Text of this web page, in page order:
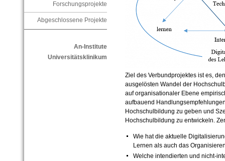
Forschungsprojekte
Abgeschlossene Projekte
An-Institute
Universitätsklinikum
Ziel des Verbundprojektes ist es,
ausgelösten Wandel der
auf organisationaler Ebene
aufbauend
Hochschulbildung zu geben und
Hochschulbildung zu entwickeln.
Wie hat die aktuelle
Lernen als auch das
Welche intendierten und nicht-